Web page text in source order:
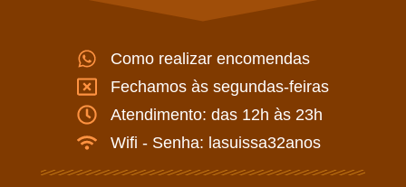
Como realizar encomendas
Fechamos às segundas-feiras
Atendimento: das 12h às 23h
Wifi - Senha: lasuissa32anos